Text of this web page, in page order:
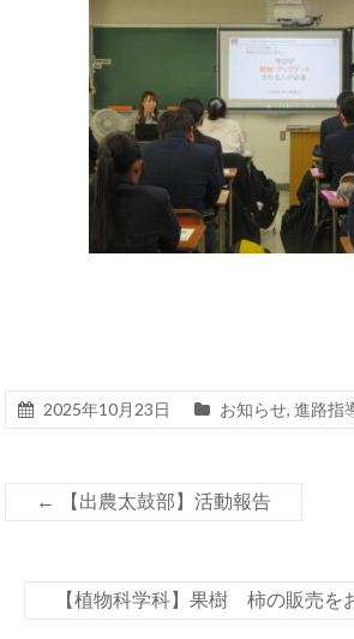
2025年10月23日 お知らせ,進路指
← 【出農太鼓部】活動報告
【植物科学科】果樹 柿の販売を